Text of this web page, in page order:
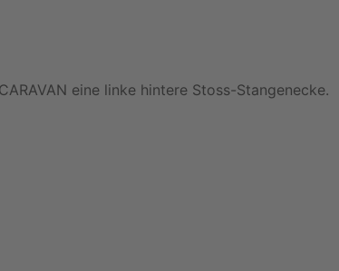
eine linke hintere Stoss-Stangenecke.